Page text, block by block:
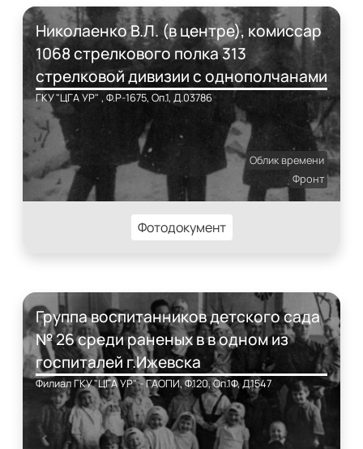
Николаенко В.Л. (в центре), комиссар
1068 стрелкового полка 313
стрелковой дивизии с однополчанами
ГКУ "ЦГА УР" , Ф.Р-1675, Оп.1, Д.03786
Облик времени
Фронт
Фотодокумент
Группа воспитанников детского сада
№ 26 среди раненых в в одном из
госпиталей г.Ижевска
Филиал ГКУ "ЦГА УР" - ГАОПИ, Ф.120, Оп.1Ф, Д.1547